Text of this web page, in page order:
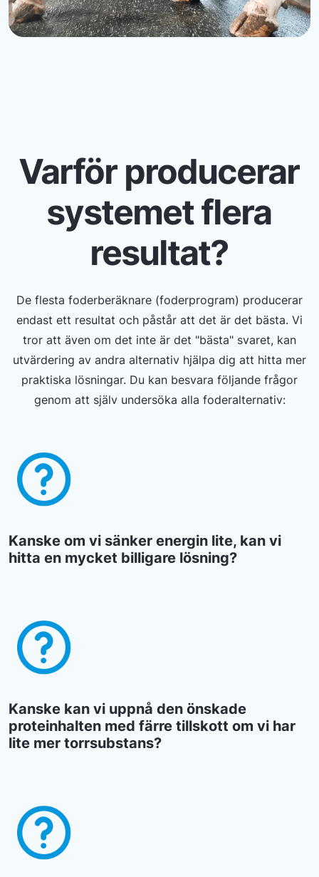
Varför producerar
systemet flera
resultat?
De flesta foderberäknare (foderprogram) producerar
endast ett resultat och påstår att det är det bästa. Vi
tror att även om det inte är det "bästa" svaret, kan
utvärdering av andra alternativ hjälpa dig att hitta mer
praktiska lösningar. Du kan besvara följande frågor
genom att själv undersöka alla foderalternativ:
Kanske om vi sänker energin lite, kan vi
hitta en mycket billigare lösning?
Kanske kan vi uppnå den önskade
proteinhalten med färre tillskott om vi har
lite mer torrsubstans?